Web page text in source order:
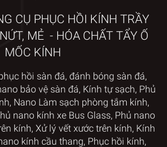
CỤ PHỤC HỒI KÍNH TRẦY
MẺ - HÓA CHẤT TẨY Ố
MỐC KÍNH
hồi sàn đá, đánh bóng sàn đá,
bảo vệ sàn đá, Kính tự sạch, Phủ
, Nano Làm sạch phòng tắm kính,
nano kính xe Bus Glass, Phủ nano
kính, Xử lý vết xước trên kính, Kính
kính cầu thang, Phục hồi kính,